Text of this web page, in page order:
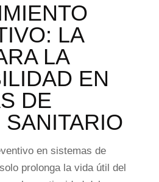
LA
LA
EN
DE
en sistemas de
prolonga la vida útil del